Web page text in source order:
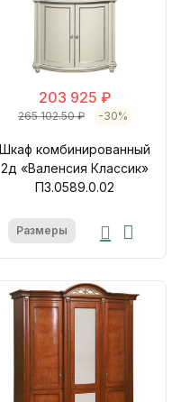
203 925 ₽
265 102.50 ₽ -30%
Шкаф комбинированный
2д «Валенсия Классик»
П3.0589.0.02
Размеры